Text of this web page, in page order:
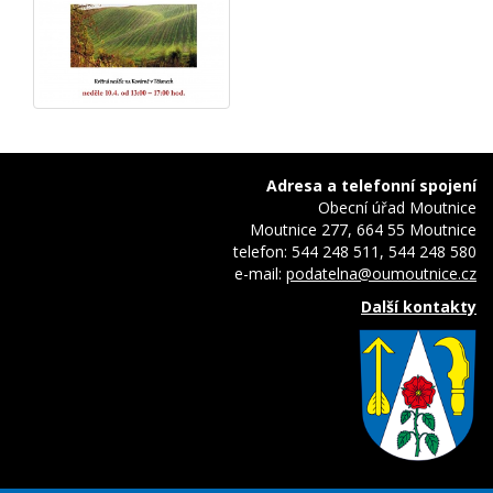
Adresa a telefonní spojení
Obecní úřad Moutnice
Moutnice 277, 664 55 Moutnice
telefon: 544 248 511, 544 248 580
e-mail: podatelna@oumoutnice.cz
Další kontakty